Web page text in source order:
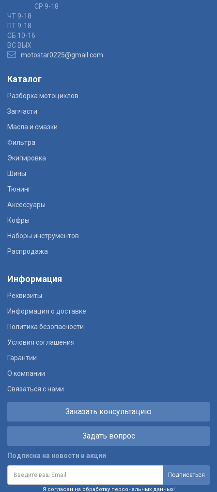
СР 9-18
ЧТ 9-18
ПТ 9-18
СБ 10-16
ВС ВЫХ
motostar0225@gmail.com
Каталог
Разборка мотоциклов
Запчасти
Масла и смазки
Фильтра
Экипировка
Шины
Тюнинг
Аксессуары
Кофры
Наборы инструментов
Распродажа
Информация
Реквизиты
Информация о доставке
Политика безопасности
Условия соглашения
Гарантии
О компании
Связаться с нами
Заказать консультацию
Задать вопрос
Подписка на новости и акции
Я согласен на обработку персональных данных!